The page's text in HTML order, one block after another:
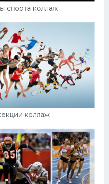
спорта коллаж
коллаж